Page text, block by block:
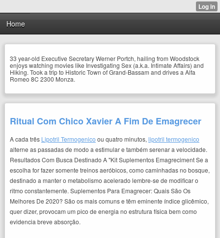
Home
33 year-old Executive Secretary Werner Portch, hailing from Woodstock
enjoys watching movies like Investigating Sex (a.k.a. Intimate Affairs) and
Hiking. Took a trip to Historic Town of Grand-Bassam and drives a Alfa
Romeo 8C 2300 Monza.
Ritual Com Chico Xavier A Fim De Emagrecer
A cada três Lipotril Termogenico ou quatro minutos, lipotril termogenico
alterne as passadas de modo a estimular e também serenar a velocidade.
Resultados Com Busca Destinado A "Kit Suplementos Emagreciment Se a
escolha for fazer somente treinos aeróbicos, como caminhadas no bosque,
destinado a manter o metabolismo acelerado lembre-se de modificar o
ritmo constantemente. Suplementos Para Emagrecer: Quais São Os
Melhores De 2020? São os mais comuns e têm eminente índice glicêmico,
quer dizer, provocam um pico de energia no estrutura física bem como
evidencia breve absorção.